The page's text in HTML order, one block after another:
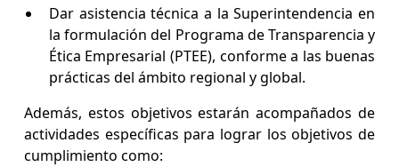
Dar asistencia técnica a la Superintendencia en
la formulación del Programa de Transparencia y
Ética Empresarial (PTEE), conforme a las buenas
prácticas del ámbito regional y global.
Además, estos objetivos estarán acompañados de
actividades específicas para lograr los objetivos de
cumplimiento como: